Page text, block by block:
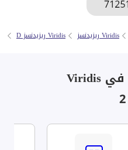
Viridis ريزيدنسز Viridis ريزيدنسز D
تصفح أفضل العقارات في Viridis